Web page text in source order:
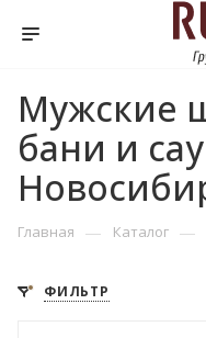
Мужские
бани и
Главная — Каталог —
ФИЛЬТР